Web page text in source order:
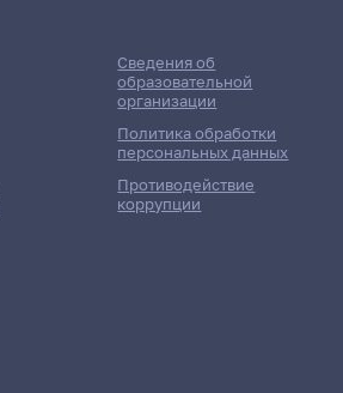
Сведения об
образовательной
организации
Политика обработки
персональных данных
Противодействие
коррупции